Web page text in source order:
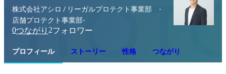
株式会社アシロ / リーガルプロテクト事業部 -
店舗プロテクト事業部-
0つながり 2フォロワー
プロフィール ストーリー 性格 つながり